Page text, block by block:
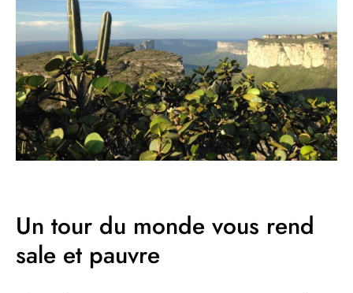
Un tour du monde vous rend
sale et pauvre